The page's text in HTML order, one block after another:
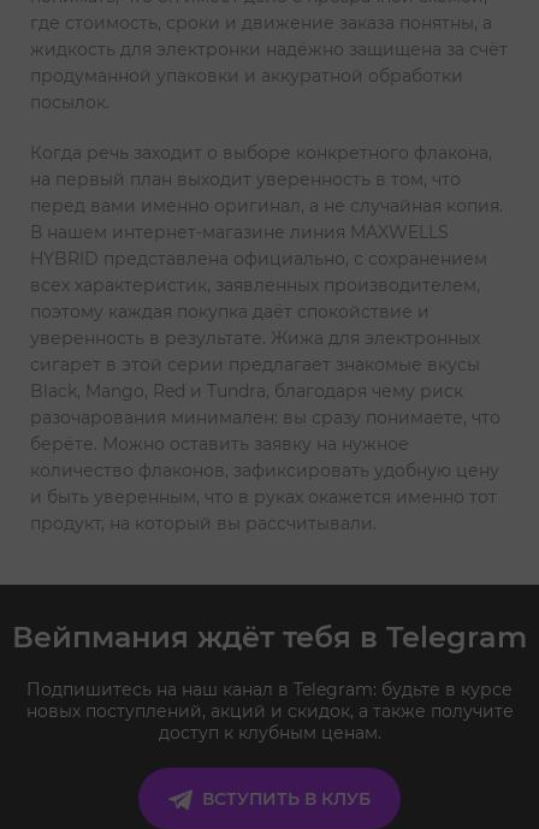
где стоимость, сроки и движение заказа понятны, а
жидкость для электронки надёжно защищена за счёт
продуманной упаковки и аккуратной обработки
посылок.
Когда речь заходит о выборе конкретного флакона,
на первый план выходит уверенность в том, что
перед вами именно оригинал, а не случайная копия.
В нашем интернет-магазине линия MAXWELLS
HYBRID представлена официально, с сохранением
всех характеристик, заявленных производителем,
поэтому каждая покупка даёт спокойствие и
уверенность в результате. Жижа для электронных
сигарет в этой серии предлагает знакомые вкусы
Black, Mango, Red и Tundra, благодаря чему риск
разочарования минимален: вы сразу понимаете, что
берёте. Можно оставить заявку на нужное
количество флаконов, зафиксировать удобную цену
и быть уверенным, что в руках окажется именно тот
продукт, на который вы рассчитывали.
Вейпмания ждёт тебя в Telegram
Подпишитесь на наш канал в Telegram: будьте в курсе
новых поступлений, акций и скидок, а также получите
доступ к клубным ценам.
ВСТУПИТЬ В КЛУБ